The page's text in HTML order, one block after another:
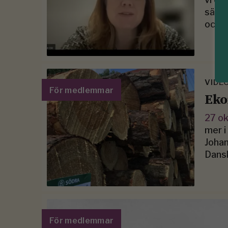
och
För medlemmar
27
mer
För medlemmar